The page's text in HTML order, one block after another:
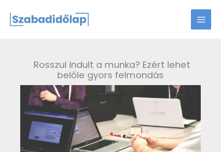
content
Rosszul indult a munka? Ezért lehet
belőle gyors felmondás